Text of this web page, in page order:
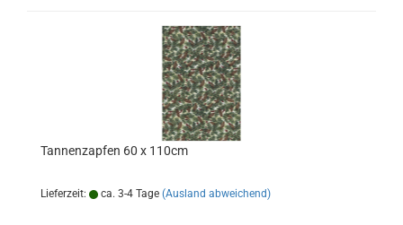
Tannenzapfen 60 x 110cm
Lieferzeit: ca. 3-4 Tage (Ausland abweichend)